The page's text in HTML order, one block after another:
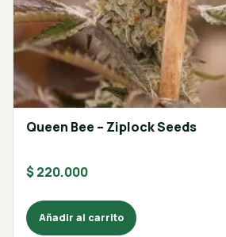
Queen Bee – Ziplock Seeds
$220.000
Añadir al carrito